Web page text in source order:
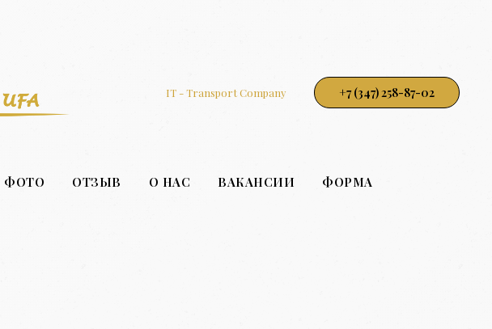
IT - Transport Company +7 (347) 258-87-02
ФОТО ОТЗЫВ О НАС ВАКАНСИИ ФОРМА